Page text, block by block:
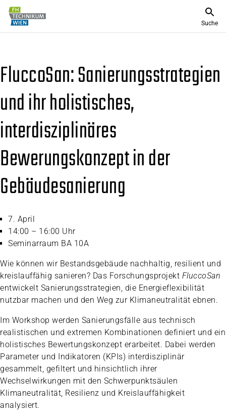
Suche
FluccoSan: Sanierungsstrategien
und ihr holistisches,
interdisziplinäres
Bewerungskonzept in der
Gebäudesanierung
7. April
14:00 – 16:00 Uhr
Seminarraum BA 10A
Wie können wir Bestandsgebäude nachhaltig, resilient und
kreislauffähig sanieren? Das Forschungsprojekt FluccoSan
entwickelt Sanierungsstrategien, die Energieflexibilität
nutzbar machen und den Weg zur Klimaneutralität ebnen.
Im Workshop werden Sanierungsfälle aus technisch
realistischen und extremen Kombinationen definiert und ein
holistisches Bewertungskonzept erarbeitet. Dabei werden
Parameter und Indikatoren (KPIs) interdisziplinär
gesammelt, gefiltert und hinsichtlich ihrer
Wechselwirkungen mit den Schwerpunktsäulen
Klimaneutralität, Resilienz und Kreislauffähigkeit
analysiert.